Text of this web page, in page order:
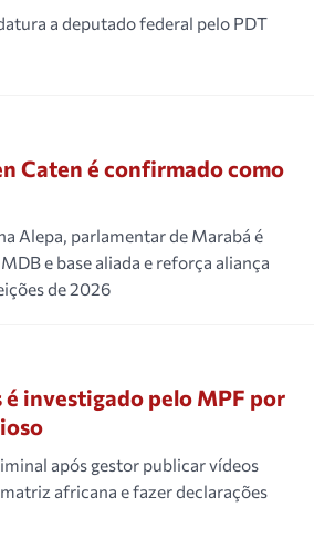
a deputado federal pelo PDT
Caten é confirmado como
Alepa, parlamentar de Marabá é
e base aliada e reforça aliança
de 2026
investigado pelo MPF por
após gestor publicar vídeos
africana e fazer declarações